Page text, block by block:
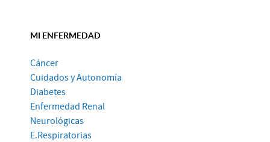
MI ENFERMEDAD
Cáncer
Cuidados y Autonomía
Diabetes
Enfermedad Renal
Neurológicas
E.Respiratorias